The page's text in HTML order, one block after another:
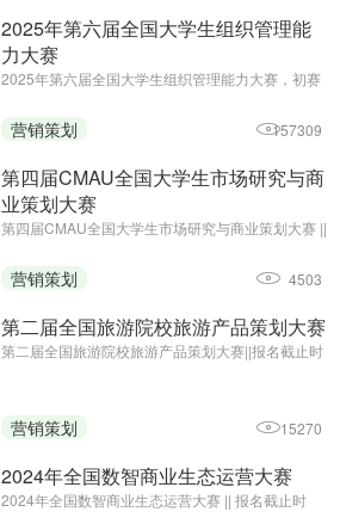
2025年第六届全国大学生组织管理能
力大赛
2025年第六届全国大学生组织管理能力大赛，初赛
日;主办单位：中国商业经济学会教育培训分会
营销策划 157309
第四届CMAU全国大学生市场研究与商
业策划大赛
第四届CMAU全国大学生市场研究与商业策划大赛 ||
院校市场学研究会、Credamo见数
营销策划 4503
第二届全国旅游院校旅游产品策划大赛
第二届全国旅游院校旅游产品策划大赛||报名截止时
营销策划 15270
2024年全国数智商业生态运营大赛
2024年全国数智商业生态运营大赛 || 报名截止时